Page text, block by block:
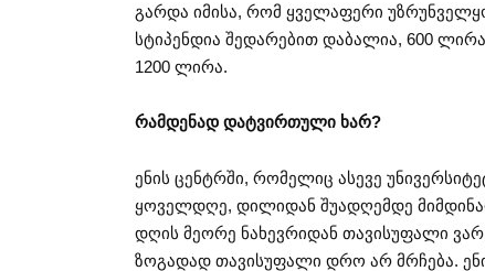
გარდა იმისა, რომ ყველაფერი
სტიპენდია შედარებით დაბალია, 600
1200 ლირა.
რამდენად დატვირთული ხარ?
ენის ცენტრში, რომელიც ასევე
ყოველდღე, დილიდან შუადღემდე
დღის მეორე ნახევრიდან თავისუფალი
ზოგადად თავისუფალი დრო არ მრჩება.